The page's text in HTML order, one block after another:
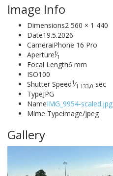
Image Info
Dimensions2 560 × 1 440
Date19.5.2026
CameraiPhone 16 Pro
Aperturef⁄1
Focal Length6 mm
ISO100
Shutter Speed1⁄1 133,0 sec
TypeJPG
NameIMG_9954-scaled.jpg
Mime Typeimage/jpeg
Gallery